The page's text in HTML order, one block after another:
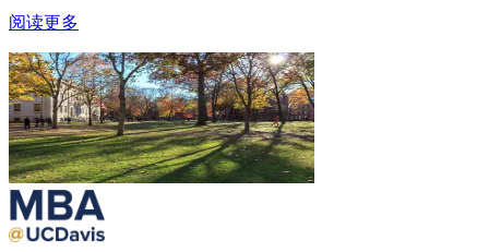
阅读更多